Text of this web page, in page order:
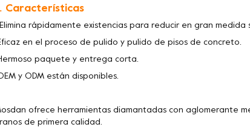
Características
rápidamente existencias para reducir en gran
en el proceso de pulido y pulido de pisos de concreto.
paquete y entrega corta.
y ODM están disponibles.
ofrece herramientas diamantadas con aglomerante
de primera calidad.